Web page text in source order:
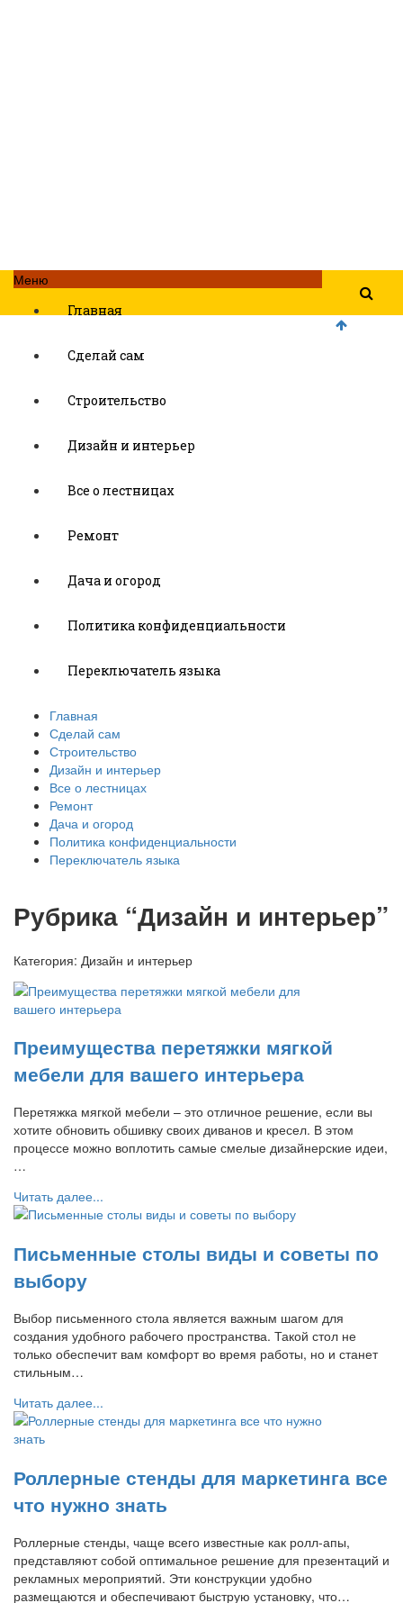
Меню
Главная
Сделай сам
Строительство
Дизайн и интерьер
Все о лестницах
Ремонт
Дача и огород
Политика конфиденциальности
Переключатель языка
Главная
Сделай сам
Строительство
Дизайн и интерьер
Все о лестницах
Ремонт
Дача и огород
Политика конфиденциальности
Переключатель языка
Рубрика “Дизайн и интерьер”
Категория: Дизайн и интерьер
Преимущества перетяжки мягкой
мебели для вашего интерьера
Перетяжка мягкой мебели – это отличное решение, если вы
хотите обновить обшивку своих диванов и кресел. В этом
процессе можно воплотить самые смелые дизайнерские идеи,
…
Читать далее...
Письменные столы виды и советы по
выбору
Выбор письменного стола является важным шагом для
создания удобного рабочего пространства. Такой стол не
только обеспечит вам комфорт во время работы, но и станет
стильным…
Читать далее...
Роллерные стенды для маркетинга все
что нужно знать
Роллерные стенды, чаще всего известные как ролл-апы,
представляют собой оптимальное решение для презентаций и
рекламных мероприятий. Эти конструкции удобно
размещаются и обеспечивают быструю установку, что…